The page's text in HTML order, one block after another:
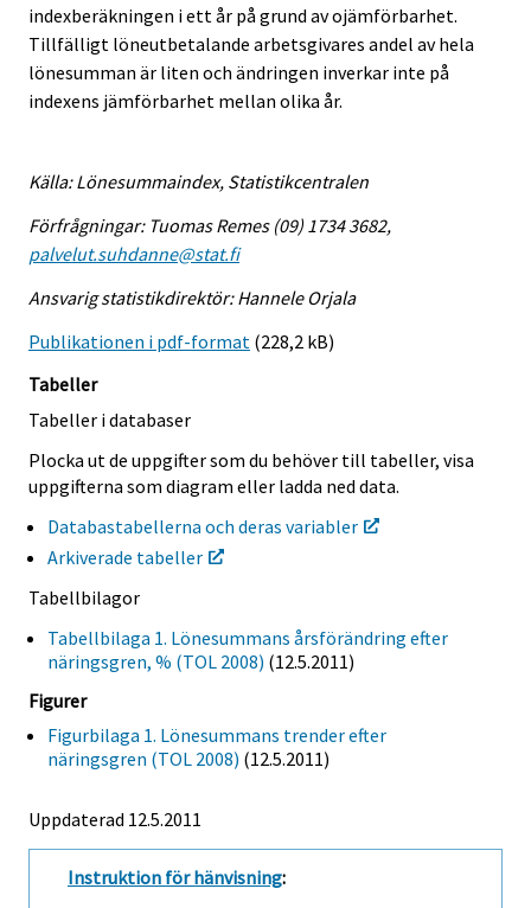
indexberäkningen i ett år på grund av ojämförbarhet.
Tillfälligt löneutbetalande arbetsgivares andel av hela
lönesumman är liten och ändringen inverkar inte på
indexens jämförbarhet mellan olika år.
Källa: Lönesummaindex, Statistikcentralen
Förfrågningar: Tuomas Remes (09) 1734 3682,
palvelut.suhdanne@stat.fi
Ansvarig statistikdirektör: Hannele Orjala
Publikationen i pdf-format (228,2 kB)
Tabeller
Tabeller i databaser
Plocka ut de uppgifter som du behöver till tabeller, visa
uppgifterna som diagram eller ladda ned data.
Databastabellerna och deras variabler
Arkiverade tabeller
Tabellbilagor
Tabellbilaga 1. Lönesummans årsförändring efter
näringsgren, % (TOL 2008) (12.5.2011)
Figurer
Figurbilaga 1. Lönesummans trender efter
näringsgren (TOL 2008) (12.5.2011)
Uppdaterad 12.5.2011
Instruktion för hänvisning: